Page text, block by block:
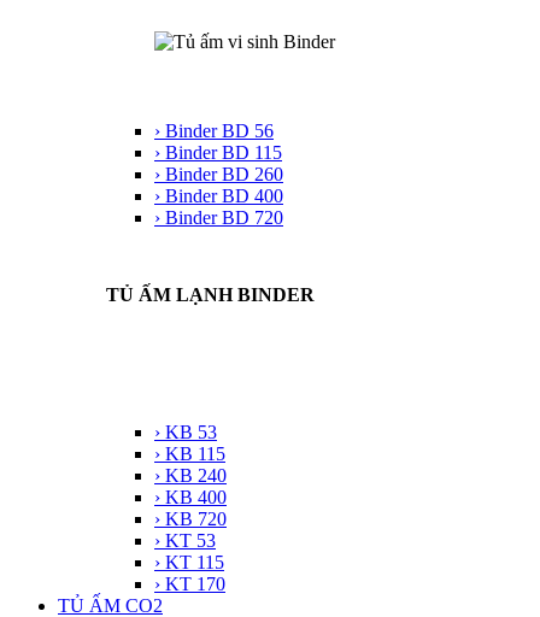
› Binder BD 56
› Binder BD 115
› Binder BD 260
› Binder BD 400
› Binder BD 720
TỦ ẤM LẠNH BINDER
› KB 53
› KB 115
› KB 240
› KB 400
› KB 720
› KT 53
› KT 115
› KT 170
TỦ ẤM CO2